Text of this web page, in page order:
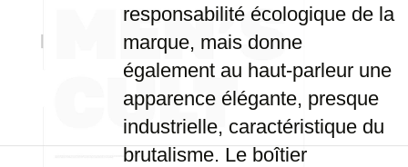
responsabilité écologique de la
marque, mais donne
également au haut-parleur une
apparence élégante, presque
industrielle, caractéristique du
brutalisme. Le boîtier